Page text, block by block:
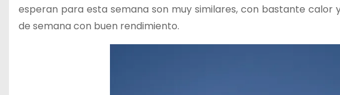
esperan para esta semana son muy similares, con bastante
de semana con buen rendimiento.